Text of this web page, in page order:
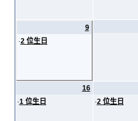
9
·2 位生日
16
·1 位生日
·2 位生日